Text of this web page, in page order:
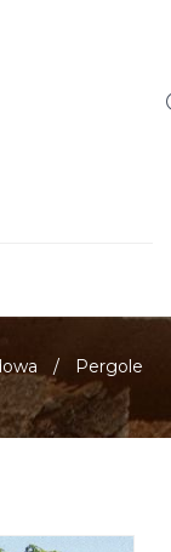
/
Pergole